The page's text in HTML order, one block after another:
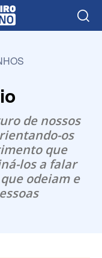
de nossos
os
que
los a falar
odeiam e